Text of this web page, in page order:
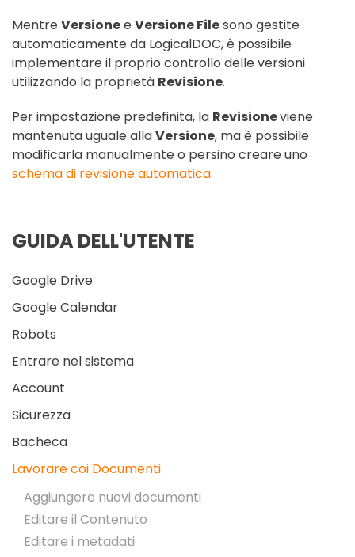
MentreVersioneeVersione Filesono gestite
automaticamente da LogicalDOC, è possibile
implementare il proprio controllo delle versioni
utilizzando la proprietà Revisione.
Per impostazione predefinita, la Revisioneviene
mantenuta uguale allaVersione, ma è possibile
modificarla manualmente o persino creare uno
schema di revisione automatica.
GUIDA DELL'UTENTE
Google Drive
Google Calendar
Robots
Entrare nel sistema
Account
Sicurezza
Bacheca
Lavorare coi Documenti
Aggiungere nuovi documenti
Editare il Contenuto
Editare i metadati